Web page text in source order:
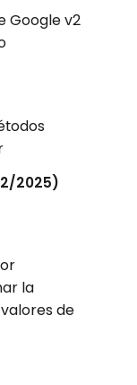
Google v2
2025)
la
de